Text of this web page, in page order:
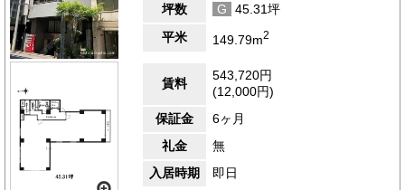
坪数
G
45.31坪
平米
149.79m2
賃料
543,720円
(12,000円)
保証金
6ヶ月
礼金
無
入居時期
即日